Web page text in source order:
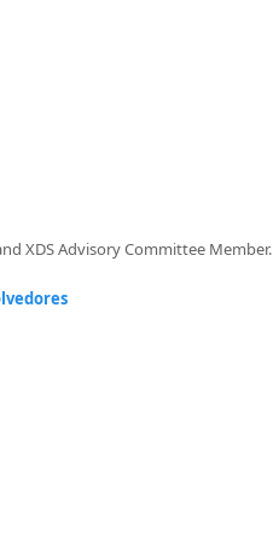
XDS Advisory Committee Member.